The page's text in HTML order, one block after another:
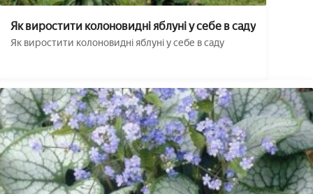
Як виростити колоновидні яблуні у себе в саду
Як виростити колоновидні яблуні у себе в саду